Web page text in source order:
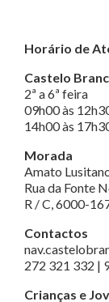
Horário de
Castelo
2ª a 6ª feira
09h00 às
14h00 às
Morada
Amato
Rua da Fonte
R / C, 6000-
Contactos
272 321 332 |
Crianças e